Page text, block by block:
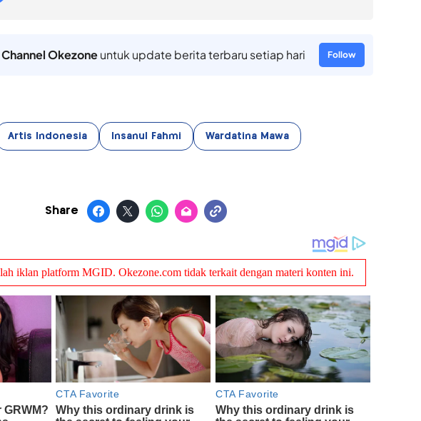
Okezoneuntuk update berita terbaru setiap hari Follow
Artis Indonesia Insanul Fahmi Wardatina Mawa
Share